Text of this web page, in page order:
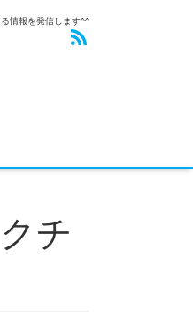
情報を発信します^^
チ